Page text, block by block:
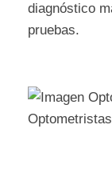
diagnóstico
pruebas.